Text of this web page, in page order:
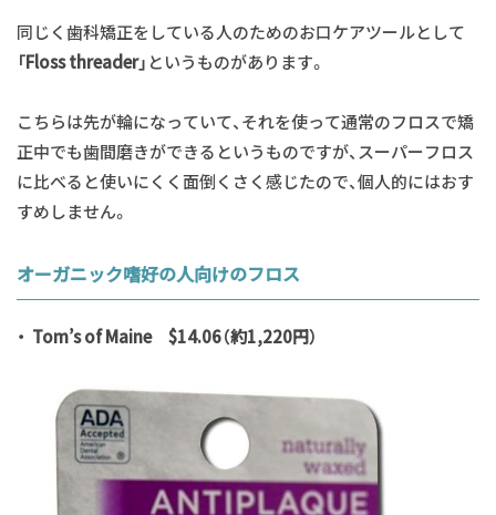
同じく歯科矯正をしている人のためのお口ケアツールとして
「Floss threader」 というものがあります。
こちらは先が輪になっていて、それを使って通常のフロスで矯
正中でも歯間磨きができるというものですが、スーパーフロス
に比べると使いにくく面倒くさく感じたので、個人的にはおす
すめしません。
オーガニック嗜好の人向けのフロス
・ Tom’s of Maine $14.06（約1,220円）